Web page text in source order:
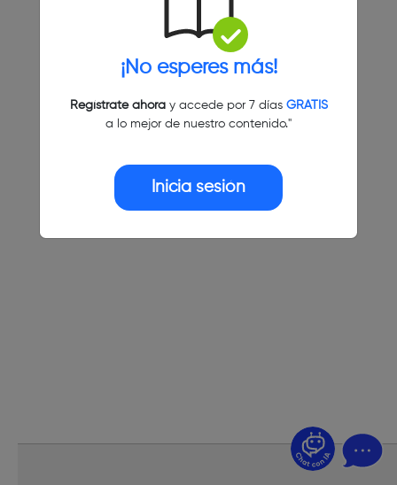
¡No esperes más!
Regístrate ahoray accede por 7 días GRATIS
a lo mejor de nuestro contenido."
Inicia sesión